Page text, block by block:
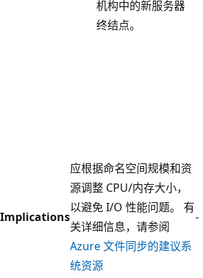
机构中的新服务器
终结点。
Implications
应根据命名空间规模和资
源调整 CPU/内存大小，
以避免 I/O 性能问题。 有
关详细信息，请参阅
Azure 文件同步的建议系
统资源
-